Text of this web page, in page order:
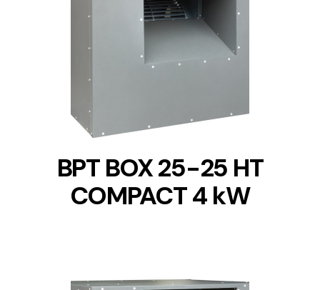
DETAILS
BPT BOX 25-25 HT
COMPACT 4 kW